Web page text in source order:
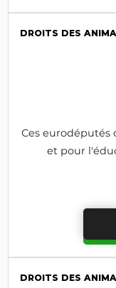
DROITS DES
Ces eurodéputés
et pour
DROITS DES